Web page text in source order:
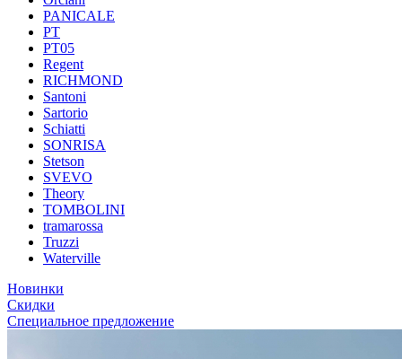
PANICALE
PT
PT05
Regent
RICHMOND
Santoni
Sartorio
Schiatti
SONRISA
Stetson
SVEVO
Theory
TOMBOLINI
tramarossa
Truzzi
Waterville
Новинки
Скидки
Специальное предложение